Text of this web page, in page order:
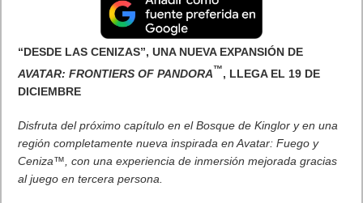
“DESDE LAS CENIZAS”, UNA NUEVA EXPANSIÓN DE
AVATAR: FRONTIERS OF PANDORA™, LLEGA EL 19 DE
DICIEMBRE
Disfruta del próximo capítulo en el Bosque de Kinglor y en una
región completamente nueva inspirada en Avatar: Fuego y
Ceniza™, con una experiencia de inmersión mejorada gracias
al juego en tercera persona.